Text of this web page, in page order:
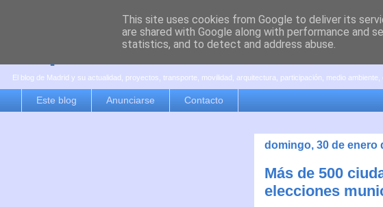
es por madrid
El blog de Madrid y su actualidad, proyectos, transporte, movilidad, arquitectura, participación, medio ambiente,
Este blog Anunciarse Contacto
domingo, 30 de enero
Más de 500
elecciones
This site uses cookies from Google to deliver its
are shared with Google along with performance and
statistics, and to detect and address abuse.